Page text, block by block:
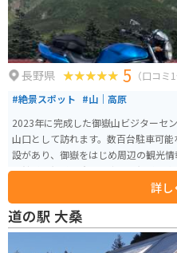
長野県 5 （口コミ1
#絶景スポット #山｜高原
2023年に完成した御嶽山ビジターセ
山口として訪れます。数百台駐車可
設があり、御嶽をはじめ周辺の観光
入館料は無料で冷暖房完備、無料の
山は他のどの道路よりも近くから見
辺道路は冬季閉鎖されるので注意し
詳し
道の駅 大桑